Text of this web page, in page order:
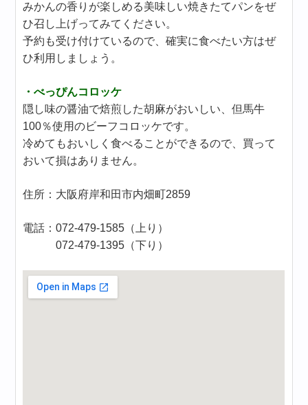
みかんの香りが楽しめる美味しい焼きたてパンをぜ
ひ召し上げってみてください。
予約も受け付けているので、確実に食べたい方はぜ
ひ利用しましょう。
・べっぴんコロッケ
隠し味の醤油で焙煎した胡麻がおいしい、但馬牛
100％使用のビーフコロッケです。
冷めてもおいしく食べることができるので、買って
おいて損はありません。
住所：大阪府岸和田市内畑町2859
電話：072-479-1585（上り）
072-479-1395（下り）